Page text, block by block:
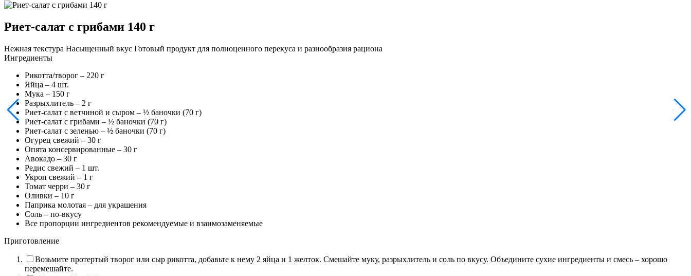
Риет-салат с грибами 140 г
Нежная текстура Насыщенный вкус Готовый продукт для полноценного перекуса и разнообразия рациона
Ингредиенты
Рикотта/творог – 220 г
Яйца – 4 шт.
Мука – 150 г
Разрыхлитель – 2 г
Риет-салат с ветчиной и сыром – ½ баночки (70 г)
Риет-салат с грибами – ½ баночки (70 г)
Риет-салат с зеленью – ½ баночки (70 г)
Огурец свежий – 30 г
Опята консервированные – 30 г
Авокадо – 30 г
Редис свежий – 1 шт.
Укроп свежий – 1 г
Томат черри – 30 г
Оливки – 10 г
Паприка молотая – для украшения
Соль – по-вкусу
Все пропорции ингредиентов рекомендуемые и взаимозаменяемые
Приготовление
Возьмите протертый творог или сыр рикотта, добавьте к нему 2 яйца и 1 желток. Смешайте муку, разрыхлитель и соль по вкусу. Объедините сухие ингредиенты и смесь – хорошо
перемешайте.